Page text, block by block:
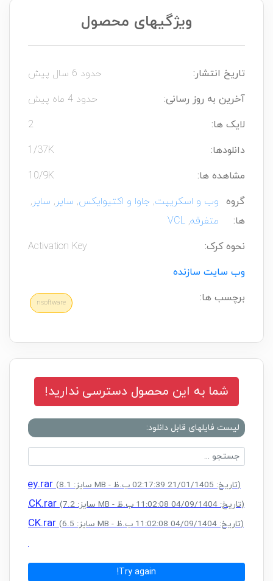
ویژگیهای محصول
تاریخ انتشار:
حدود 6 سال پیش
آخرین به روز رسانی:
حدود 4 ماه پیش
لایک ها:
2
دانلودها:
1/37K
مشاهده ها:
10/9K
گروه
ها:
وب و اسکریپت, جاوا و اکتیوایکس, سایر , سایر ,
متفرقه,
VCL
نحوه کرک:
Activation Key
وب سایت سازنده
برچسب ها:
nsoftware
شما به این محصول دسترسی ندارید!
لیست فایلهای قابل دانلود:
Key.rar (سایز: 8.1 MB - تاریخ: 21/01/1405 02:17:39 ب.ظ)
CRACK.rar (سایز: 7.2 MB - تاریخ: 04/09/1404 11:02:08 ب.ظ)
CRACK.rar
(سایز: 6.5 MB - تاریخ: 04/09/1404 11:02:08 ب.ظ)
Try again!